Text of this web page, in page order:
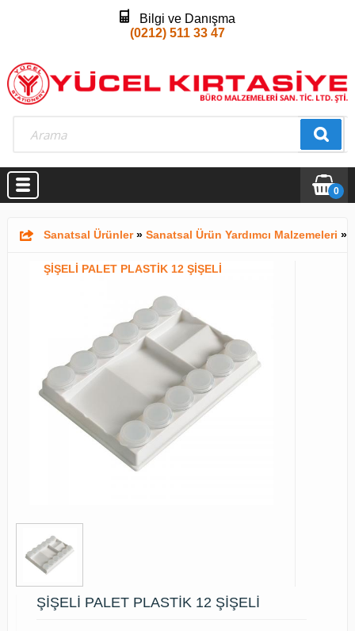
Bilgi ve Danışma
(0212) 511 33 47
0
Sanatsal Ürünler» Sanatsal Ürün Yardımcı Malzemeleri »
ŞİŞELİ PALET PLASTİK 12 ŞİŞELİ
ŞİŞELİ PALET PLASTİK 12 ŞİŞELİ